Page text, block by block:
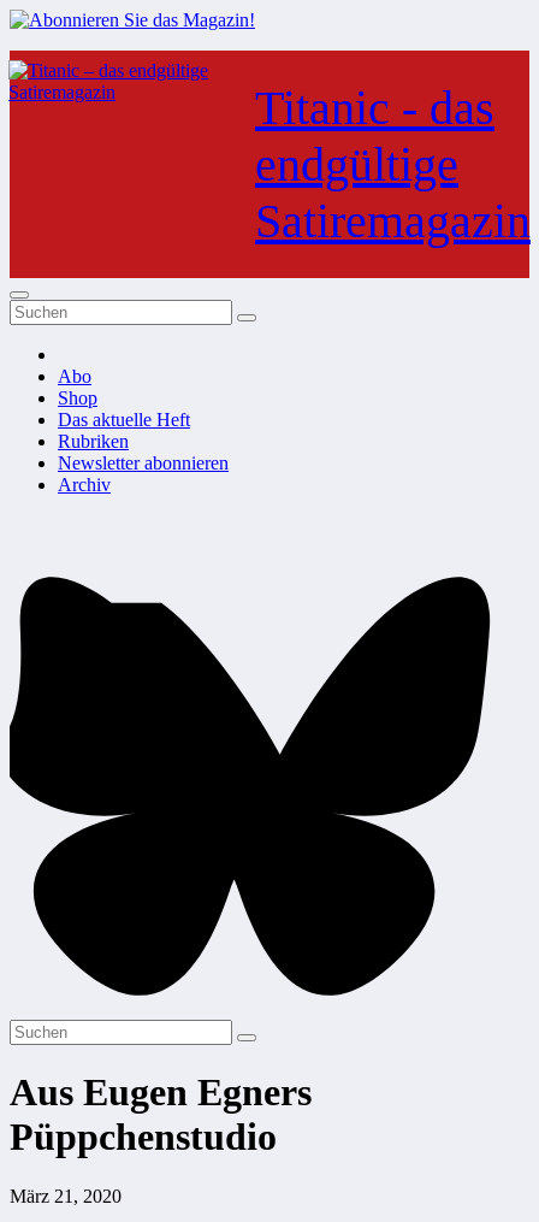
Zum
Inhalt
springen
Titanic - das
endgültige
Satiremagazin
Abo
Shop
Das aktuelle Heft
Rubriken
Newsletter abonnieren
Archiv
Aus Eugen Egners
Püppchenstudio
März 21, 2020